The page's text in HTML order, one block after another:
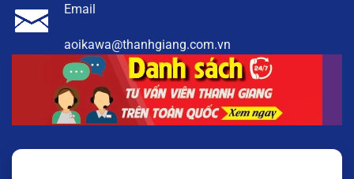
Email
aoikawa@thanhgiang.com.vn